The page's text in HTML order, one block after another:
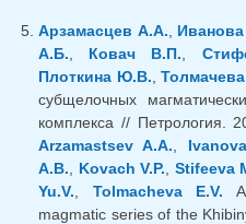
Арзамасцев А.А.
А.Б.
Ковач В.П.
Плоткина Ю.В. ,
субщелочных
комплекса //
Arzamastsev A.A.
A.B.
Kovach V.P. Stifeeva
Yu.V.
Tolmacheva E.V.
magmatic series of the